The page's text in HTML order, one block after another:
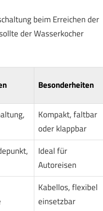
beim Erreichen der
der Wasserkocher
Besonderheiten
Kompakt, faltbar
oder klappbar
Ideal für
Autoreisen
Kabellos, flexibel
einsetzbar